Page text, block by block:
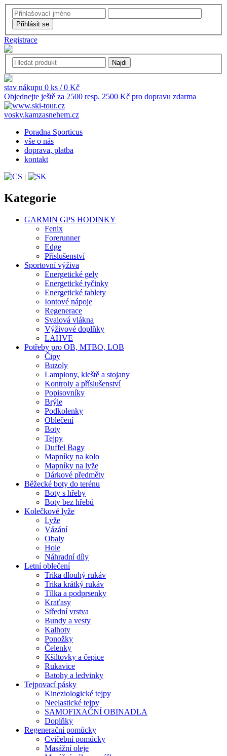
Registrace
stav nákupu 0 ks / 0 Kč
Objednejte ještě za 2500 resp. 2500 Kč pro dopravu zdarma
vosky.kamzasnehem.cz
Poradna Sporticus
vše o nás
doprava, platba
kontakt
|
Kategorie
GARMIN GPS HODINKY
Fenix
Forerunner
Edge
Příslušenství
Sportovní výživa
Energetické gely
Energetické tyčinky
Energetické tablety
Iontové nápoje
Regenerace
Svalová vlákna
Výživové doplňky
LAHVE
Potřeby pro OB, MTBO, LOB
Čipy
Buzoly
Lampiony, kleště a stojany
Kontroly a příslušenství
Popisovníky
Brýle
Podkolenky
Oblečení
Boty
Tejpy
Duffel Bagy
Mapníky na kolo
Mapníky na lyže
Dárkové předměty
Běžecké boty do terénu
Boty s hřeby
Boty bez hřebů
Kolečkové lyže
Lyže
Vázání
Obaly
Hole
Náhradní díly
Letní oblečení
Trika dlouhý rukáv
Trika krátký rukáv
Tílka a podprsenky
Kraťasy
Střední vrstva
Bundy a vesty
Kalhoty
Ponožky
Čelenky
Kšiltovky a čepice
Rukavice
Batohy a ledvinky
Tejpovací pásky
Kineziologické tejpy
Neelastické tejpy
SAMOFIXAČNÍ OBINADLA
Doplňky
Regenerační pomůcky
Cvičební pomůcky
Masážní oleje